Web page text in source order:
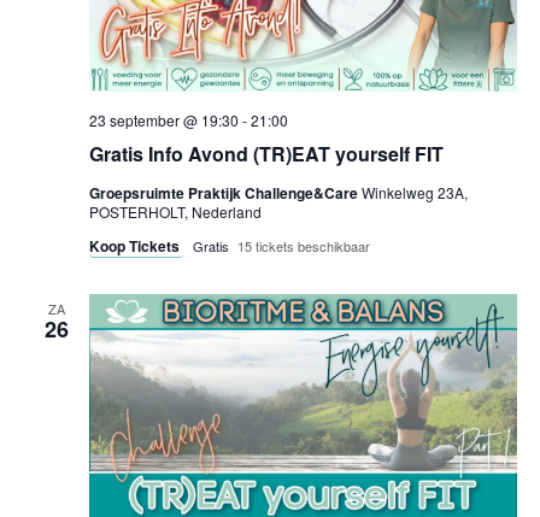
Gratis Info Avond (TR)EAT yourself FIT
23 september @ 19:30 -21:00
Groepsruimte Praktijk Challenge&CareWinkelweg 23A,
POSTERHOLT, Nederland
Koop Tickets Gratis 15 tickets beschikbaar
ZA
26